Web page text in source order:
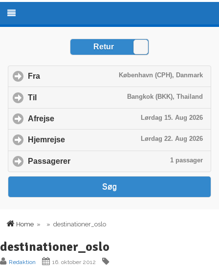
Home » » destinationer_oslo
destinationer_oslo
Redaktion 16. oktober 2012